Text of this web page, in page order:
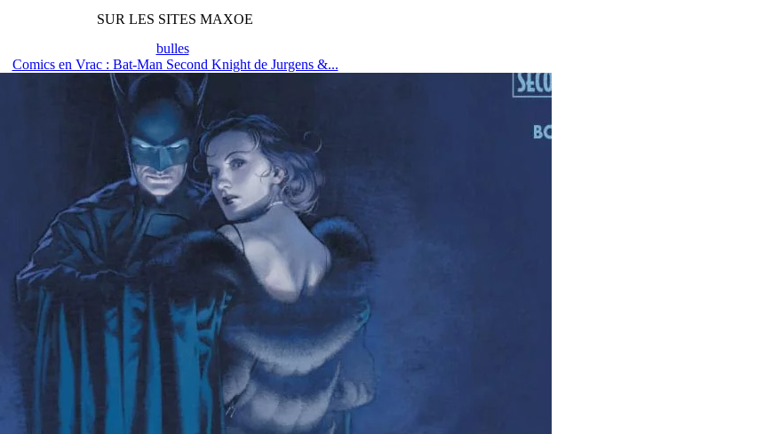
SUR LES SITES MAXOE
bulles
Comics en Vrac : Bat-Man Second Knight de Jurgens &...